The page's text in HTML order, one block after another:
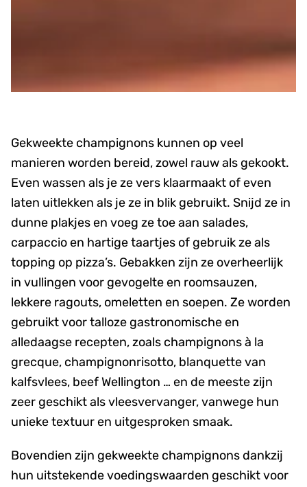
Gekweekte champignons kunnen op veel
manieren worden bereid, zowel rauw als gekookt.
Even wassen als je ze vers klaarmaakt of even
laten uitlekken als je ze in blik gebruikt. Snijd ze in
dunne plakjes en voeg ze toe aan salades,
carpaccio en hartige taartjes of gebruik ze als
topping op pizza’s. Gebakken zijn ze overheerlijk
in vullingen voor gevogelte en roomsauzen,
lekkere ragouts, omeletten en soepen. Ze worden
gebruikt voor talloze gastronomische en
alledaagse recepten, zoals champignons à la
grecque, champignonrisotto, blanquette van
kalfsvlees, beef Wellington … en de meeste zijn
zeer geschikt als vleesvervanger, vanwege hun
unieke textuur en uitgesproken smaak.
Bovendien zijn gekweekte champignons dankzij
hun uitstekende voedingswaarden geschikt voor